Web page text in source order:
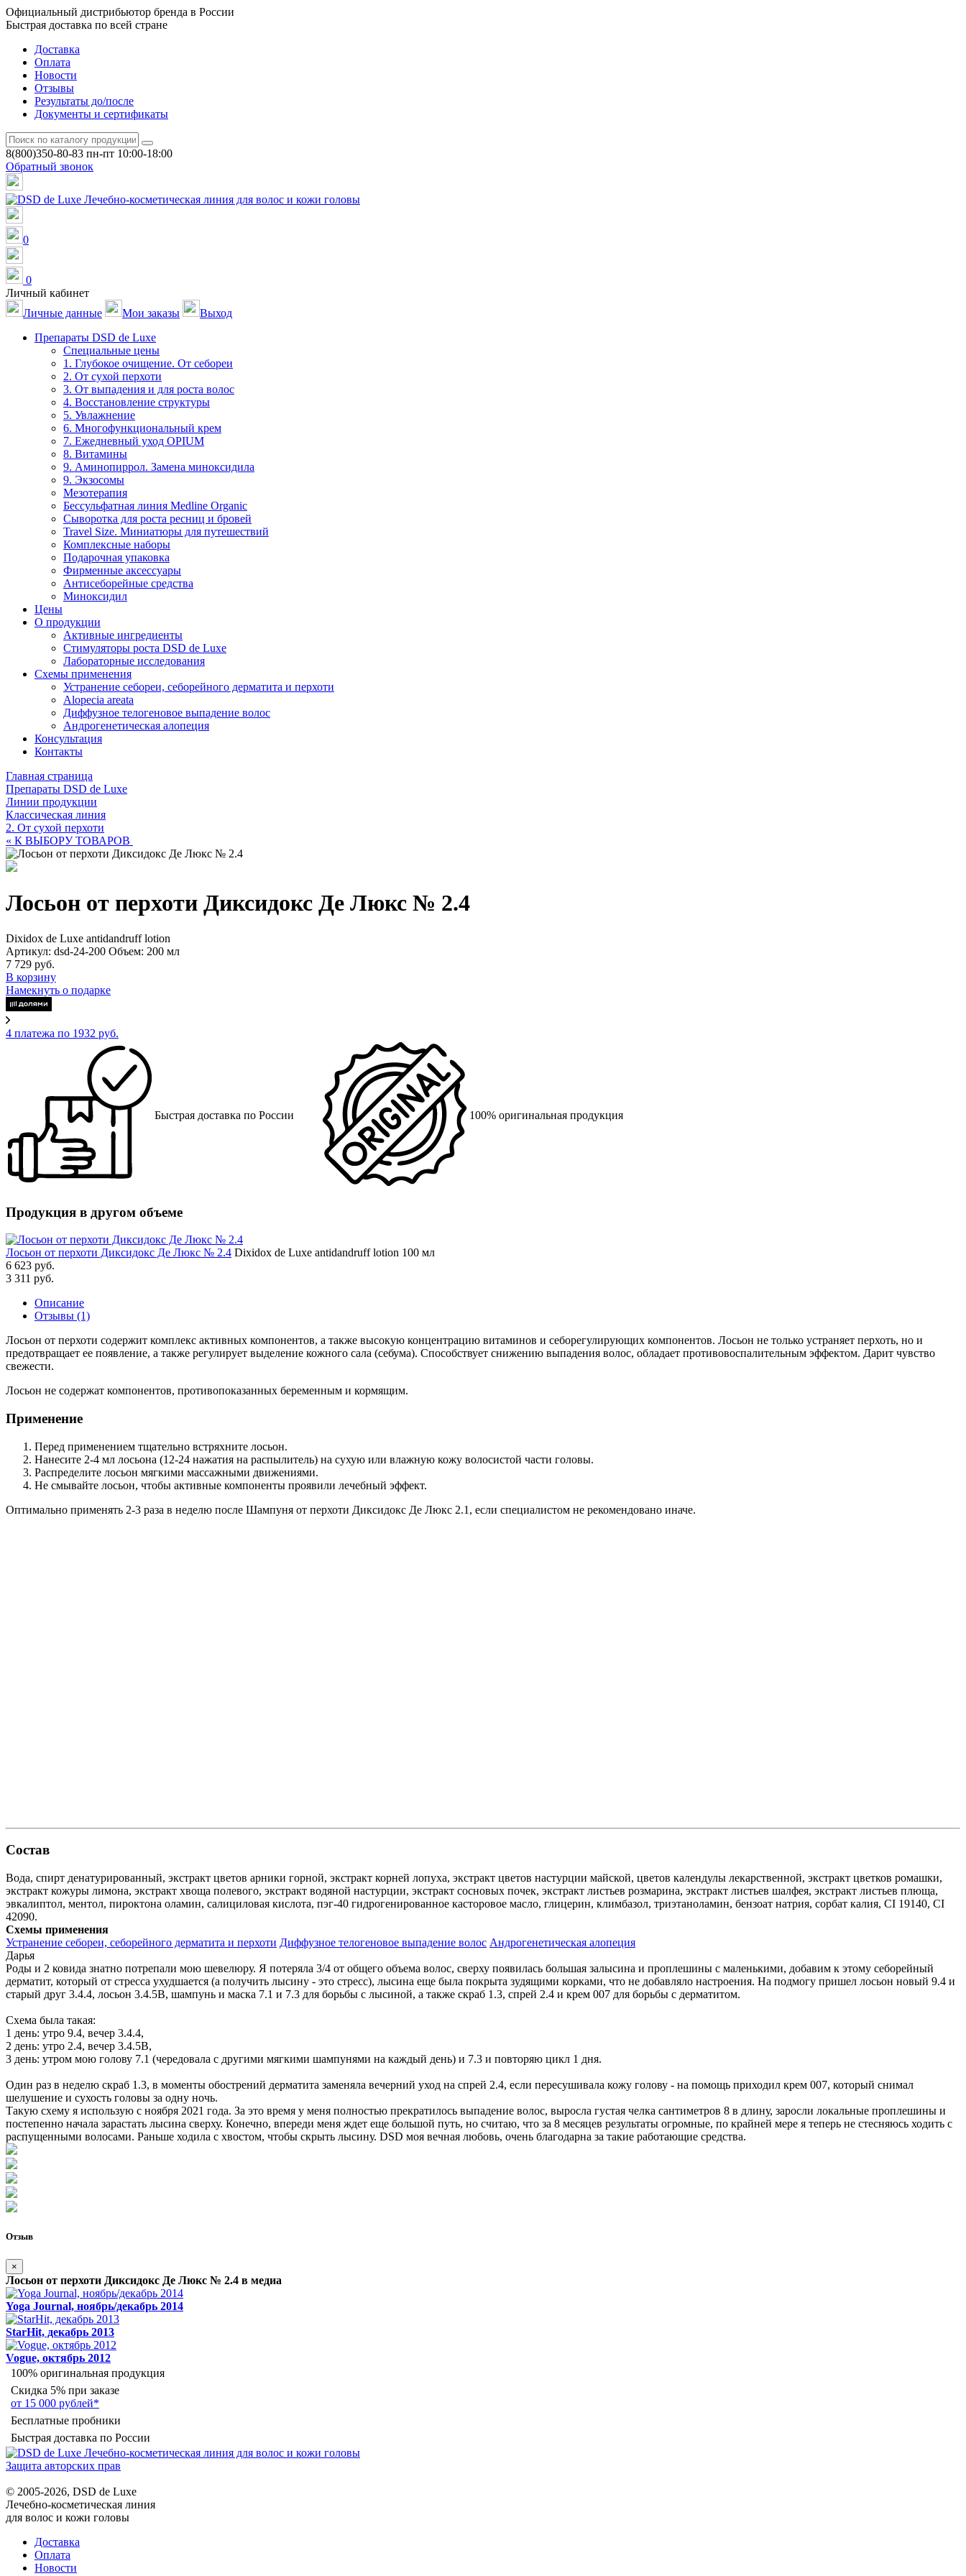
Официальный дистрибьютор бренда в России
Быстрая доставка по всей стране
Доставка
Оплата
Новости
Отзывы
Результаты до/после
Документы и сертификаты
8(800)350-80-83 пн-пт 10:00-18:00
Обратный звонок
0
0
Личный кабинет
Личные данные
Мои заказы
Выход
Препараты DSD de Luxe
Специальные цены
1. Глубокое очищение. От себореи
2. От сухой перхоти
3. От выпадения и для роста волос
4. Восстановление структуры
5. Увлажнение
6. Многофункциональный крем
7. Ежедневный уход OPIUM
8. Витамины
9. Аминопиррол. Замена миноксидила
9. Экзосомы
Мезотерапия
Бессульфатная линия Medline Organic
Сыворотка для роста ресниц и бровей
Travel Size. Миниатюры для путешествий
Комплексные наборы
Подарочная упаковка
Фирменные аксессуары
Антисеборейные средства
Миноксидил
Цены
О продукции
Активные ингредиенты
Стимуляторы роста DSD de Luxe
Лабораторные исследования
Схемы применения
Устранение себореи, себорейного дерматита и перхоти
Alopecia areata
Диффузное телогеновое выпадение волос
Андрогенетическая алопеция
Консультация
Контакты
Главная страница
Препараты DSD de Luxe
Линии продукции
Классическая линия
2. От сухой перхоти
« К ВЫБОРУ ТОВАРОВ
Лосьон от перхоти Диксидокс Де Люкс № 2.4
Dixidox de Luxe antidandruff lotion
Артикул: dsd-24-200 Объем: 200 мл
7 729 руб.
В корзину
Намекнуть о подарке
4 платежа по 1932 руб.
Быстрая доставка по России 100% оригинальная продукция
Продукция в другом объеме
Лосьон от перхоти Диксидокс Де Люкс № 2.4 Dixidox de Luxe antidandruff lotion 100 мл
6 623 руб.
3 311 руб.
Описание
Отзывы (1)
Лосьон от перхоти содержит комплекс активных компонентов, а также высокую концентрацию витаминов и себорегулирующих компонентов. Лосьон не только устраняет перхоть, но и
предотвращает ее появление, а также регулирует выделение кожного сала (себума). Способствует снижению выпадения волос, обладает противовоспалительным эффектом. Дарит чувство
свежести.
Лосьон не содержат компонентов, противопоказанных беременным и кормящим.
Применение
Перед применением тщательно встряхните лосьон.
Нанесите 2-4 мл лосьона (12-24 нажатия на распылитель) на сухую или влажную кожу волосистой части головы.
Распределите лосьон мягкими массажными движениями.
Не смывайте лосьон, чтобы активные компоненты проявили лечебный эффект.
Оптимально применять 2-3 раза в неделю после Шампуня от перхоти Диксидокс Де Люкс 2.1, если специалистом не рекомендовано иначе.
Состав
Вода, спирт денатурированный, экстракт цветов арники горной, экстракт корней лопуха, экстракт цветов настурции майской, цветов календулы лекарственной, экстракт цветков ромашки,
экстракт кожуры лимона, экстракт хвоща полевого, экстракт водяной настурции, экстракт сосновых почек, экстракт листьев розмарина, экстракт листьев шалфея, экстракт листьев плюща,
эвкалиптол, ментол, пироктона оламин, салициловая кислота, пэг-40 гидрогенированное касторовое масло, глицерин, климбазол, триэтаноламин, бензоат натрия, сорбат калия, СI 19140, CI
42090.
Схемы применения
Устранение себореи, себорейного дерматита и перхоти Диффузное телогеновое выпадение волос Андрогенетическая алопеция
Дарья
Роды и 2 ковида знатно потрепали мою шевелюру. Я потеряла 3/4 от общего объема волос, сверху появилась большая залысина и проплешины с маленькими, добавим к этому себорейный
дерматит, который от стресса ухудшается (а получить лысину - это стресс), лысина еще была покрыта зудящими корками, что не добавляло настроения. На подмогу пришел лосьон новый 9.4 и
старый друг 3.4.4, лосьон 3.4.5В, шампунь и маска 7.1 и 7.3 для борьбы с лысиной, а также скраб 1.3, спрей 2.4 и крем 007 для борьбы с дерматитом.
Схема была такая:
1 день: утро 9.4, вечер 3.4.4,
2 день: утро 2.4, вечер 3.4.5В,
3 день: утром мою голову 7.1 (чередовала с другими мягкими шампунями на каждый день) и 7.3 и повторяю цикл 1 дня.
Один раз в неделю скраб 1.3, в моменты обострений дерматита заменяла вечерний уход на спрей 2.4, если пересушивала кожу голову - на помощь приходил крем 007, который снимал
шелушение и сухость головы за одну ночь.
Такую схему я использую с ноября 2021 года. За это время у меня полностью прекратилось выпадение волос, выросла густая челка сантиметров 8 в длину, заросли локальные проплешины и
постепенно начала зарастать лысина сверху. Конечно, впереди меня ждет еще большой путь, но считаю, что за 8 месяцев результаты огромные, по крайней мере я теперь не стесняюсь ходить с
распущенными волосами. Раньше ходила с хвостом, чтобы скрыть лысину. DSD моя вечная любовь, очень благодарна за такие работающие средства.
Отзыв
×
Лосьон от перхоти Диксидокс Де Люкс № 2.4 в медиа
Yoga Journal, ноябрь/декабрь 2014
StarHit, декабрь 2013
Vogue, октябрь 2012
100% оригинальная продукция
Скидка 5% при заказе
от 15 000 рублей*
Бесплатные пробники
Быстрая доставка по России
Защита авторских прав
© 2005-2026, DSD de Luxe
Лечебно-косметическая линия
для волос и кожи головы
Доставка
Оплата
Новости